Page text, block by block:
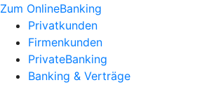
Zum OnlineBanking
Privatkunden
Firmenkunden
PrivateBanking
Banking & Verträge